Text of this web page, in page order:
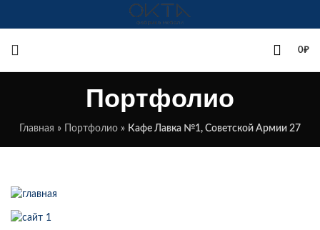
0₽
Портфолио
Главная » Портфолио » Кафе Лавка №1, Советской Армии 27